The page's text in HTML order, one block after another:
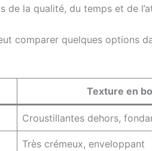
de la qualité, du temps et de
comparer quelques options
Texture en
Croustillantes dehors,
Très crémeux, enveloppant